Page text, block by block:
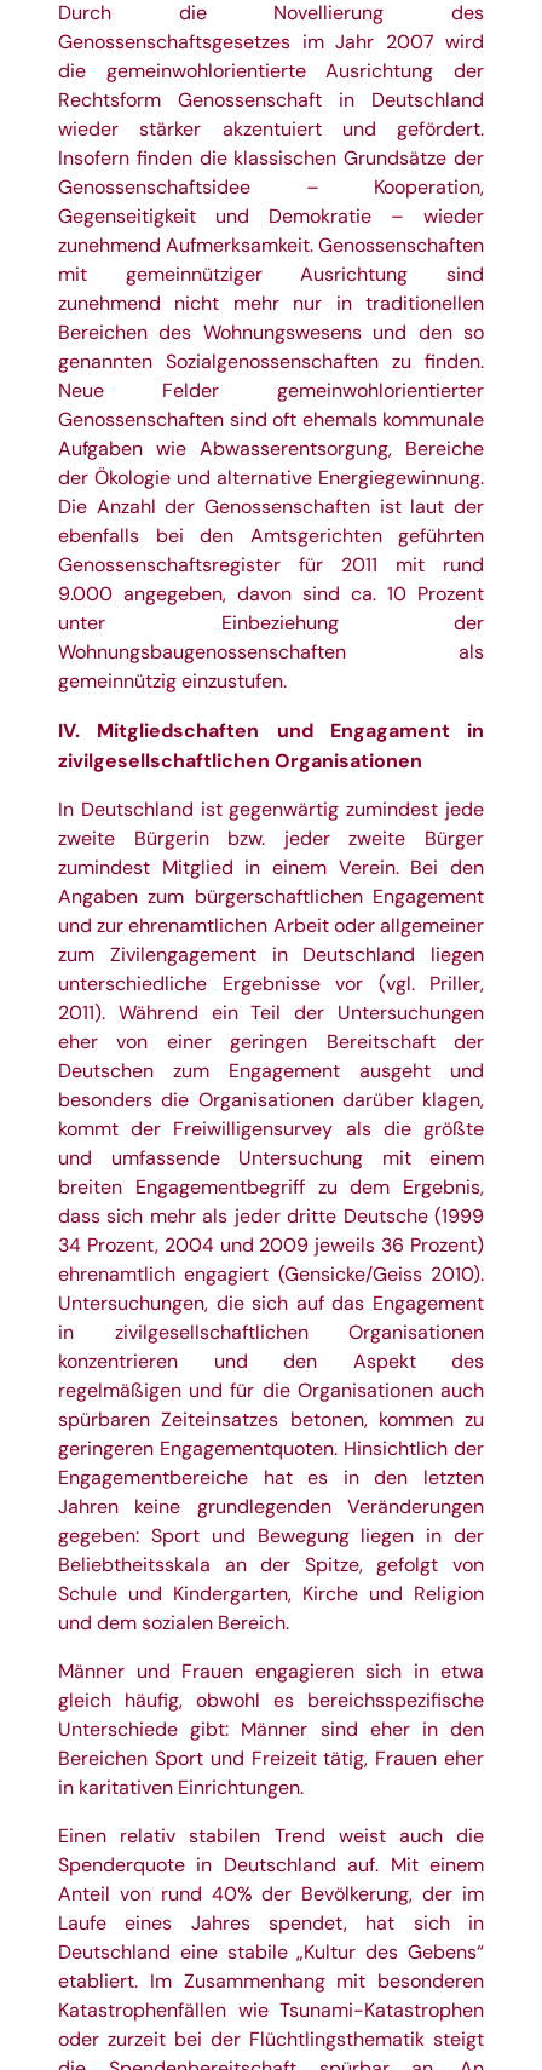
Durch die Novellierung des
Genossenschaftsgesetzes im Jahr 2007 wird
die gemeinwohlorientierte Ausrichtung der
Rechtsform Genossenschaft in Deutschland
wieder stärker akzentuiert und gefördert.
Insofern finden die klassischen Grundsätze der
Genossenschaftsidee – Kooperation,
Gegenseitigkeit und Demokratie – wieder
zunehmend Aufmerksamkeit. Genossenschaften
mit gemeinnütziger Ausrichtung sind
zunehmend nicht mehr nur in traditionellen
Bereichen des Wohnungswesens und den so
genannten Sozialgenossenschaften zu finden.
Neue Felder gemeinwohlorientierter
Genossenschaften sind oft ehemals kommunale
Aufgaben wie Abwasserentsorgung, Bereiche
der Ökologie und alternative Energiegewinnung.
Die Anzahl der Genossenschaften ist laut der
ebenfalls bei den Amtsgerichten geführten
Genossenschaftsregister für 2011 mit rund
9.000 angegeben, davon sind ca. 10 Prozent
unter Einbeziehung der
Wohnungsbaugenossenschaften als
gemeinnützig einzustufen.
IV. Mitgliedschaften und Engagament in
zivilgesellschaftlichen Organisationen
In Deutschland ist gegenwärtig zumindest jede
zweite Bürgerin bzw. jeder zweite Bürger
zumindest Mitglied in einem Verein. Bei den
Angaben zum bürgerschaftlichen Engagement
und zur ehrenamtlichen Arbeit oder allgemeiner
zum Zivilengagement in Deutschland liegen
unterschiedliche Ergebnisse vor (vgl. Priller,
2011). Während ein Teil der Untersuchungen
eher von einer geringen Bereitschaft der
Deutschen zum Engagement ausgeht und
besonders die Organisationen darüber klagen,
kommt der Freiwilligensurvey als die größte
und umfassende Untersuchung mit einem
breiten Engagementbegriff zu dem Ergebnis,
dass sich mehr als jeder dritte Deutsche (1999
34 Prozent, 2004 und 2009 jeweils 36 Prozent)
ehrenamtlich engagiert (Gensicke/Geiss 2010).
Untersuchungen, die sich auf das Engagement
in zivilgesellschaftlichen Organisationen
konzentrieren und den Aspekt des
regelmäßigen und für die Organisationen auch
spürbaren Zeiteinsatzes betonen, kommen zu
geringeren Engagementquoten. Hinsichtlich der
Engagementbereiche hat es in den letzten
Jahren keine grundlegenden Veränderungen
gegeben: Sport und Bewegung liegen in der
Beliebtheitsskala an der Spitze, gefolgt von
Schule und Kindergarten, Kirche und Religion
und dem sozialen Bereich.
Männer und Frauen engagieren sich in etwa
gleich häufig, obwohl es bereichsspezifische
Unterschiede gibt: Männer sind eher in den
Bereichen Sport und Freizeit tätig, Frauen eher
in karitativen Einrichtungen.
Einen relativ stabilen Trend weist auch die
Spenderquote in Deutschland auf. Mit einem
Anteil von rund 40% der Bevölkerung, der im
Laufe eines Jahres spendet, hat sich in
Deutschland eine stabile „Kultur des Gebens“
etabliert. Im Zusammenhang mit besonderen
Katastrophenfällen wie Tsunami-Katastrophen
oder zurzeit bei der Flüchtlingsthematik steigt